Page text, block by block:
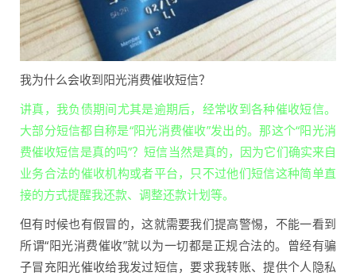
我为什么会收到阳光消费催收短信？
讲真，我负债期间尤其是逾期后，经常收到各种催收短信。
大部分短信都自称是“阳光消费催收”发出的。那这个“阳光消
费催收短信是真的吗”？短信当然是真的，因为它们确实来自
业务合法的催收机构或者平台，只不过他们短信这种简单直
接的方式提醒我还款、调整还款计划等。
但有时候也有假冒的，这就需要我们提高警惕，不能一看到
所谓“阳光消费催收”就以为一切都是正规合法的。曾经有骗
子冒充阳光催收给我发过短信，要求我转账、提供个人隐私